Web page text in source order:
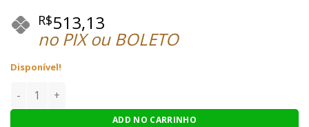
R$513,13
no PIX ou BOLETO
Disponível!
MAGAZINE KWA HK45 GBB - PRETO quantidade
ADD NO CARRINHO